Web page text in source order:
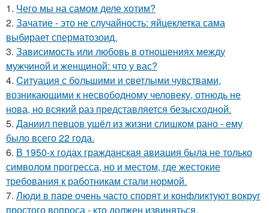
1. Чего мы на самом деле хотим?
2. Зачатие - это не случайность: яйцеклетка сама
выбирает сперматозоид.
3. Зависимость или любовь в отношениях между
мужчиной и женщиной: что у вас?
4. Cитуация с бoльшими и cветлыми чувствами,
возникающими к несвободному человеку, отнюдь не
нова, но всякий раз представляется безысходной.
5. Даниил певцов ушёл из жизни слишком рано - ему
было всего 22 года.
6. В 1950-х годах гражданская авиация была не только
символом прогресса, но и местом, где жестокие
требования к работникам стали нормой.
7. Люди в паре очень часто спорят и конфликтуют вокруг
простого вопроса - кто должен извиняться.